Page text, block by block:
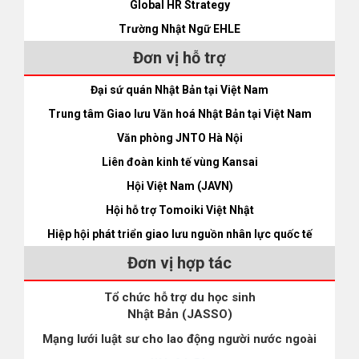
Những cơ sở y tế có hỗ trợ tiếng Việt (khu vực Kansai) Liên
quan đến vấn đề hỗ trợ ngôn ngữ cho người nước ngoài, Chính
bệnh cho người nước ngoài. Tại các bệnh viện trực thuộc
trường Đại học, hay bệnh viện chuyên nghành (giống bệnh viện
dịch qua điện thoại cho bệnh nhân hoặc có phiên dịch tới trực
tiếp hỗ trợ quá trình thăm khám và giải thích của bác sĩ. Tuy
nhiên, cũng phải nói rằng dịch thuật y tế Nhật- Việt đang còn ở
thời kỳ “sơ khai” vì số người rành rõi tiếng Nhật y khoa còn rất
lượng dịch vẫn chưa ổn định. Sau đây, tôi xin giới thiệu một số
bệnh viện có hỗ trợ thông dịch bằng tiếng Việt tại Kansai để
Centerりんくう総合医療センター 【Địa chỉ】Rinku Ourai Kita
2-23, Izumisano-shi, Osaka-fu 598-8577 【Điện thoại】072-
469-3111 【Chuyên khoa】Tất cả các chuyên khoa 【Ngày
làm việc】Thứ 2 đến thứ 6, từ từ 8:00 đến 11:00 (Sản phụ khoa
Global HR Strategy
Trường Nhật Ngữ EHLE
Đơn vị hỗ trợ
Đại sứ quán Nhật Bản tại Việt Nam
Trung tâm Giao lưu Văn hoá Nhật Bản tại Việt Nam
Văn phòng JNTO Hà Nội
Liên đoàn kinh tế vùng Kansai
Hội Việt Nam (JAVN)
Hội hỗ trợ Tomoiki Việt Nhật
Hiệp hội phát triển giao lưu nguồn nhân lực quốc tế
Đơn vị hợp tác
Tổ chức hỗ trợ du học sinh
Nhật Bản (JASSO)
Mạng lưới luật sư cho lao động người nước ngoài